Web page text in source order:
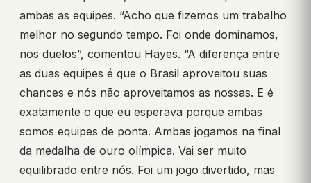
ambas as equipes. “Acho que fizemos um trabalho
melhor no segundo tempo. Foi onde dominamos,
nos duelos”, comentou Hayes. “A diferença entre
as duas equipes é que o Brasil aproveitou suas
chances e nós não aproveitamos as nossas. E é
exatamente o que eu esperava porque ambas
somos equipes de ponta. Ambas jogamos na final
da medalha de ouro olímpica. Vai ser muito
equilibrado entre nós. Foi um jogo divertido, mas